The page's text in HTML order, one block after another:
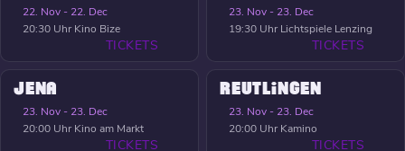
22. Nov - 22. Dec
20:30 Uhr Kino Bize
TICKETS
23. Nov - 23. Dec
19:30 Uhr Lichtspiele Lenzing
TICKETS
JENA
23. Nov - 23. Dec
20:00 Uhr Kino am Markt
TICKETS
REUTLINGEN
23. Nov - 23. Dec
20:00 Uhr Kamino
TICKETS